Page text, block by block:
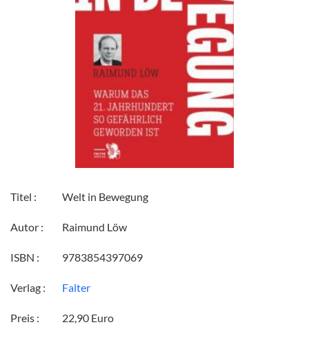
Titel : Welt in Bewegung
Autor : Raimund Löw
ISBN : 9783854397069
Verlag : Falter
Preis : 22,90 Euro